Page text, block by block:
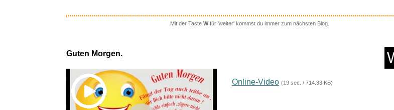
Anzeige
Mit der Taste Wfür 'weiter' kommst du immer zum nächsten Blog.
Guten Morgen.
Online-Video (19 sec. / 714.33 KB)